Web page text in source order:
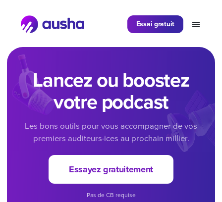
Essai gratuit
Lancez ou boostez
votre podcast
Les bons outils pour vous accompagner de vos
premiers auditeurs·ices au prochain millier.
Essayez gratuitement
Pas de CB requise